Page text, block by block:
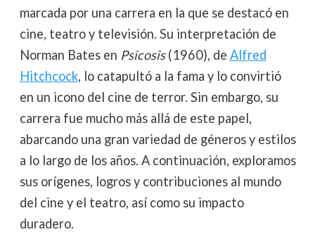
marcada por una carrera en la que se destacó en
cine, teatro y televisión. Su interpretación de
Norman Bates en Psicosis(1960), de Alfred
Hitchcock, lo catapultó a la fama y lo convirtió
en un icono del cine de terror. Sin embargo, su
carrera fue mucho más allá de este papel,
abarcando una gran variedad de géneros y estilos
a lo largo de los años. A continuación, exploramos
sus orígenes, logros y contribuciones al mundo
del cine y el teatro, así como su impacto
duradero.